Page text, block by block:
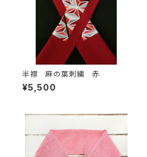
半襟 麻の葉刺繍 赤
¥5,500